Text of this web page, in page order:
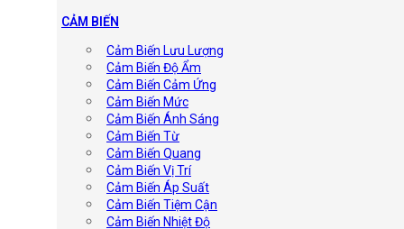
CẢM BIẾN
Cảm Biến Lưu Lượng
Cảm Biến Độ Ẩm
Cảm Biến Cảm Ứng
Cảm Biến Mức
Cảm Biến Ánh Sáng
Cảm Biến Từ
Cảm Biến Quang
Cảm Biến Vị Trí
Cảm Biến Áp Suất
Cảm Biến Tiệm Cận
Cảm Biến Nhiệt Độ